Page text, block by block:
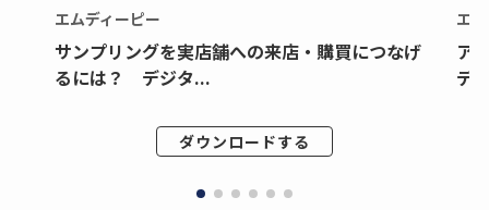
エムディーピー
サンプリングを実店舗への来店・購買につなげ
るには？ デジタ...
ダウンロードする
エ
ア
デ